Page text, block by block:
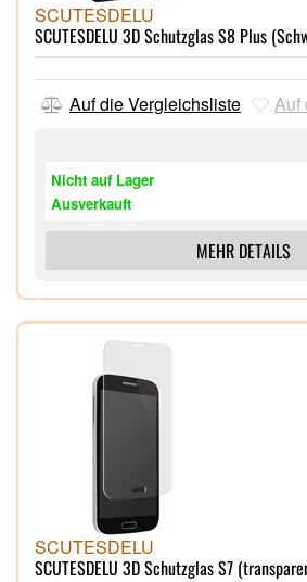
SCUTESDELU
SCUTESDELU 3D Schutzglas S8 Plus
Auf die Vergleichsliste Auf
Nicht auf Lager
Ausverkauft
MEHR DETAILS
SCUTESDELU
SCUTESDELU 3D Schutzglas S7